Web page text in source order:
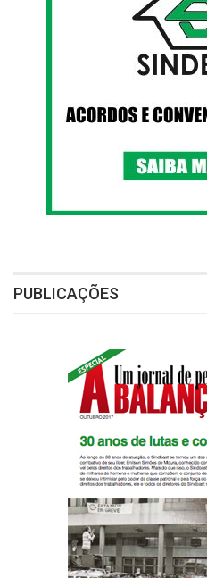
PUBLICAÇÕES